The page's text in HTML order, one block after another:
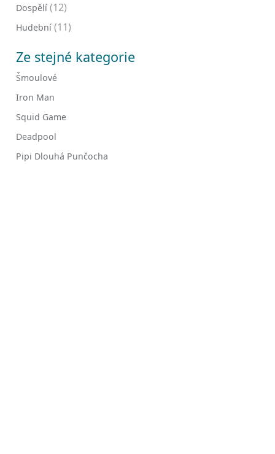
Dospělí (12)
Hudební (11)
Ze stejné kategorie
Šmoulové
Iron Man
Squid Game
Deadpool
Pipi Dlouhá Punčocha